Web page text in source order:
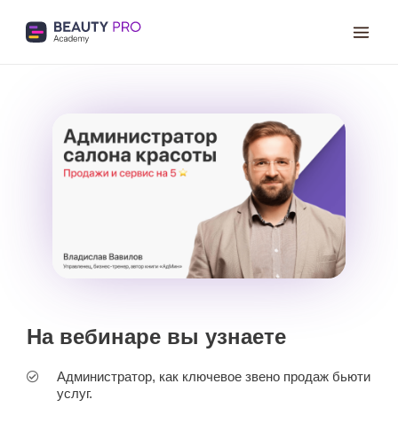
На вебинаре вы узнаете
Администратор, как ключевое звено продаж бьюти
услуг.